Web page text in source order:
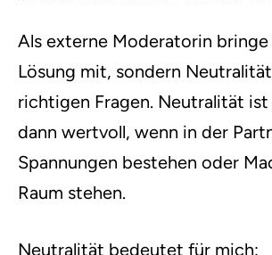
Als externe Moderatorin
Lösung mit, sondern
richtigen Fragen. Neutralität
dann wertvoll, wenn in der
Spannungen bestehen oder
Raum stehen.
Neutralität bedeutet für mich: